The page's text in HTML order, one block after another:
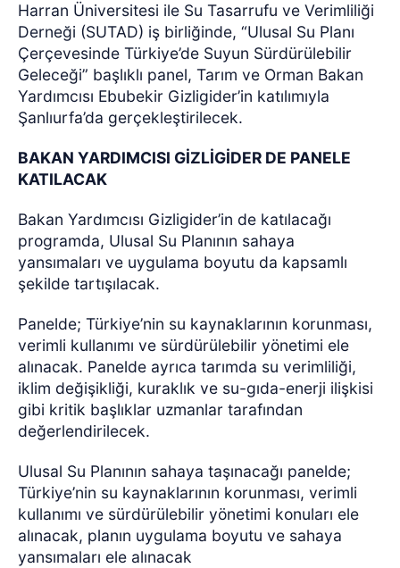
Harran Üniversitesi ile Su Tasarrufu ve Verimliliği
Derneği (SUTAD) iş birliğinde, “Ulusal Su Planı
Çerçevesinde Türkiye’de Suyun Sürdürülebilir
Geleceği” başlıklı panel, Tarım ve Orman Bakan
Yardımcısı Ebubekir Gizligider’in katılımıyla
Şanlıurfa’da gerçekleştirilecek.
BAKAN YARDIMCISI GİZLİGİDER DE PANELE
KATILACAK
Bakan Yardımcısı Gizligider’in de katılacağı
programda, Ulusal Su Planının sahaya
yansımaları ve uygulama boyutu da kapsamlı
şekilde tartışılacak.
Panelde; Türkiye’nin su kaynaklarının korunması,
verimli kullanımı ve sürdürülebilir yönetimi ele
alınacak. Panelde ayrıca tarımda su verimliliği,
iklim değişikliği, kuraklık ve su-gıda-enerji ilişkisi
gibi kritik başlıklar uzmanlar tarafından
değerlendirilecek.
Ulusal Su Planının sahaya taşınacağı panelde;
Türkiye’nin su kaynaklarının korunması, verimli
kullanımı ve sürdürülebilir yönetimi konuları ele
alınacak, planın uygulama boyutu ve sahaya
yansımaları ele alınacak